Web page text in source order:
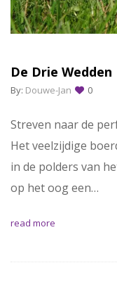
De Drie Wedden
By: Douwe-Jan 0
Streven naar de
Het veelzijdige
in de polders van
op het oog een…
read more